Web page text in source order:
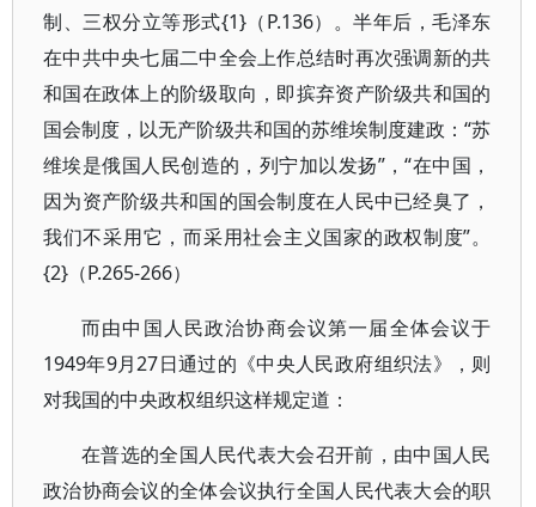
制、三权分立等形式{1}（P.136）。半年后，毛泽东
在中共中央七届二中全会上作总结时再次强调新的共
和国在政体上的阶级取向，即摈弃资产阶级共和国的
国会制度，以无产阶级共和国的苏维埃制度建政：“苏
维埃是俄国人民创造的，列宁加以发扬”，“在中国，
因为资产阶级共和国的国会制度在人民中已经臭了，
我们不采用它，而采用社会主义国家的政权制度”。
{2}（P.265-266）
而由中国人民政治协商会议第一届全体会议于
1949年9月27日通过的《中央人民政府组织法》，则
对我国的中央政权组织这样规定道：
在普选的全国人民代表大会召开前，由中国人民
政治协商会议的全体会议执行全国人民代表大会的职